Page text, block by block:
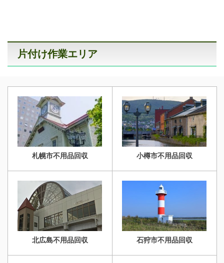
生活応援エコスタイルへ
ご連絡ください！ 【無料
相談・お見積無料】>>
収・空き家の片付け・売
却の相談しませんか？ 札
幌市・一軒家売却・解体
け処分・札幌（2023年4
室・寝室片付け 居間・片
け 車庫・倉庫片付け 不
動産会社様・物件オーナ
ー様からのご依頼もお待
ちしてお ...
をさせていただきまし
た。 更地として売却する
残置物・家財道具をすべ
て搬出・処分しないとい
けません。解体作業は家
財道具・残置物があると
できないためです。 一軒
家の解体売却に伴う不用
品回収作業（2022年11
月） 不動産会社様・
物件オーナー様からのご
依頼もお待ちしておりま
す。 生活応援エコスタイ
ル 不要品回収・買取・片
付け処分は現場数を数多
させていただきました。
自分たちの手だけでは運
べない・捨てられない大
量な生活用品・家財道
具・生前整理・分別がわ
からない粗大ごみなど、
プロの手で適切に処分・
回収いたします。 不動産
売却に伴う4LDKの不用
品回収（2022年11月）
不動産会社様・物件オー
ナー様からのご依頼もお
待ちしております。 生活
応援エコスタイル ...
片付け作業エリア
札幌市不用品回収 小樽市不用品回収
北広島不用品回収 石狩市不用品回収